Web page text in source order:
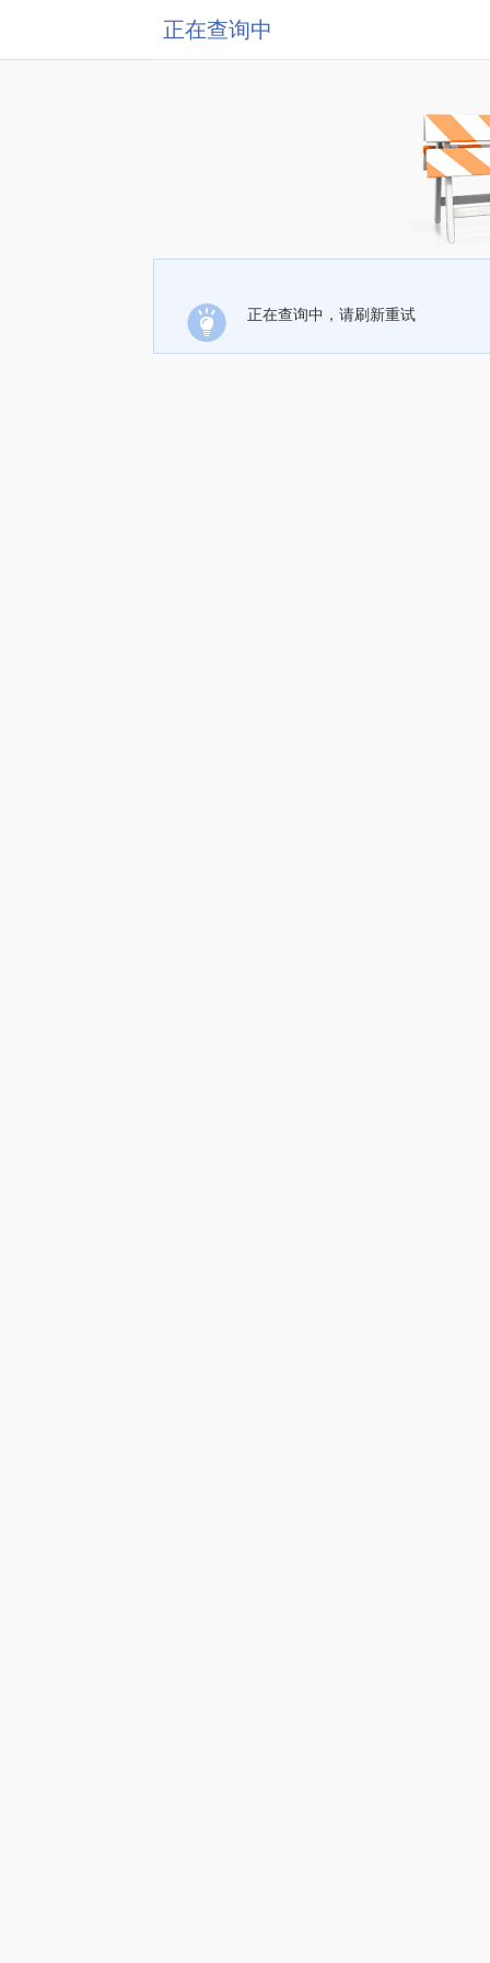
正在查询中
正在查询中，请刷新重试